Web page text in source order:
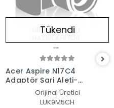
Tükendi
Acer Aspire N17C4
Adaptör Şarj Aleti-
Orijinal Üretici
LUK9M5CH